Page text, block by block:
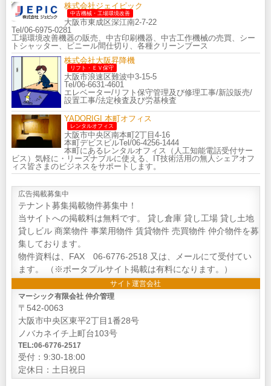
株式会社ジェイピック
中古機械・工場環境改善
大阪市東成区深江南2-7-22
Tel/06-6975-0281
工場環境改善機器の販売、中古印刷機器、中古工作機械の売買、シー
トシャッター、ビニール間仕切り、各種クリーンブース
株式会社大阪昇降機
リフト・ＥＶ保守
大阪市浪速区難波中3-15-5
Tel/06-6631-4601
エレベーター/リフト保守管理及び修理工事/新設販売/
設置工事/法定検査及び労基検査
YADORIGI 本町オフィス
レンタルオフィス
大阪市中央区南本町2丁目4-16
本町デビスビルTel/06-4256-1444
本町にあるレンタルオフィス（人工知能電話受付サー
ビス）気軽に・リーズナブルに使える、IT技術活用の無人シェアオフ
ィス皆さまのビジネスをサポートします。
広告掲載募集中
テナント募集掲載物件募集中！
当サイトへの掲載料は無料です。 貸し倉庫 貸し工場 貸し土地
貸しビル 商業物件 事業用物件 賃貸物件 売買物件 仲介物件を募
集しております。
物件資料は、FAX 06-6776-2518 又は、メールにて受付てい
ます。 （※ポータプルサイト掲載は有料になります。）
サイト運営会社
マーシック有限会社 仲介管理
〒542-0063
大阪市中央区東平2丁目1番28号
ノバカネイチ上町台103号
TEL:06-6776-2517
受付：9:30-18:00
定休日：土日祝日